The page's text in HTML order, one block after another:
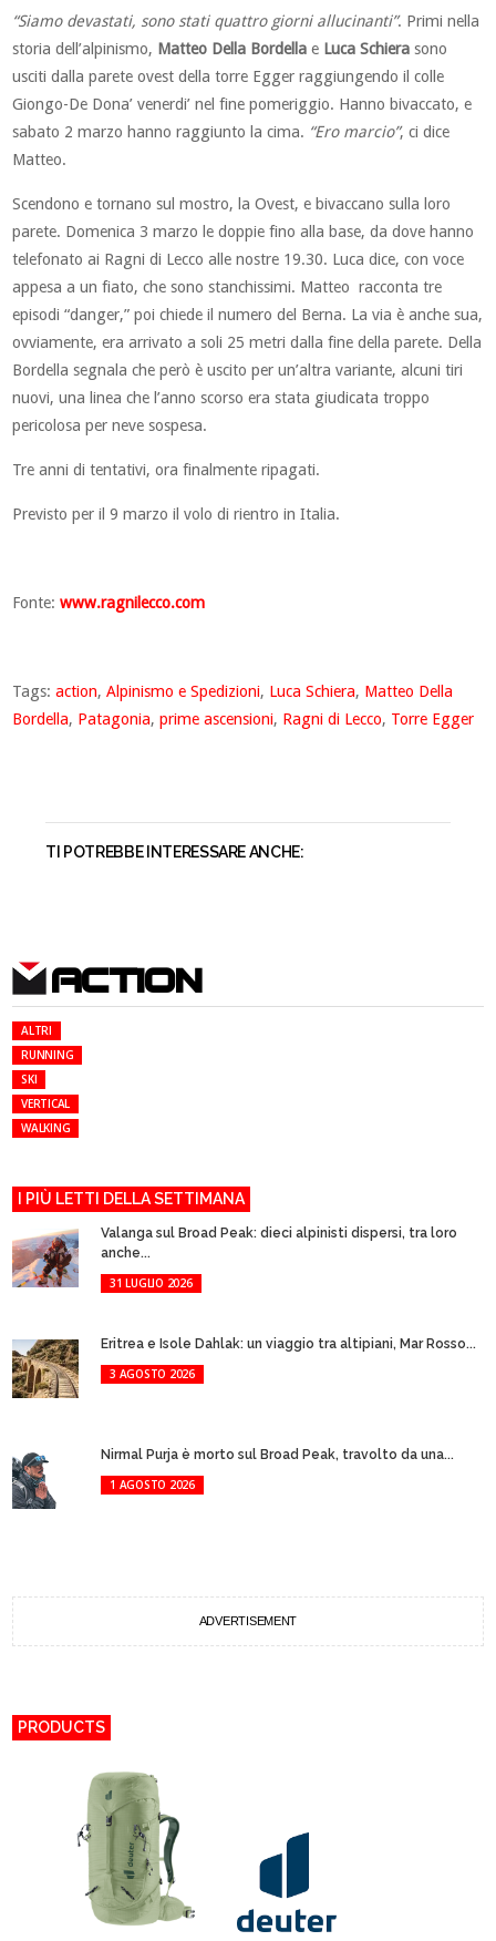
“Siamo devastati, sono stati quattro giorni allucinanti”. Primi nella
storia dell’alpinismo, Matteo Della Bordella e Luca Schiera sono
usciti dalla parete ovest della torre Egger raggiungendo il colle
Giongo-De Dona’ venerdi’ nel fine pomeriggio. Hanno bivaccato, e
sabato 2 marzo hanno raggiunto la cima. “Ero marcio”, ci dice
Matteo.
Scendono e tornano sul mostro, la Ovest, e bivaccano sulla loro
parete. Domenica 3 marzo le doppie fino alla base, da dove hanno
telefonato ai Ragni di Lecco alle nostre 19.30. Luca dice, con voce
appesa a un fiato, che sono stanchissimi. Matteo racconta tre
episodi “danger,” poi chiede il numero del Berna. La via è anche sua,
ovviamente, era arrivato a soli 25 metri dalla fine della parete. Della
Bordella segnala che però è uscito per un’altra variante, alcuni tiri
nuovi, una linea che l’anno scorso era stata giudicata troppo
pericolosa per neve sospesa.
Tre anni di tentativi, ora finalmente ripagati.
Previsto per il 9 marzo il volo di rientro in Italia.
Fonte:www.ragnilecco.com
Tags:action,Alpinismo e Spedizioni, Luca Schiera, Matteo Della
Bordella, Patagonia,prime ascensioni, Ragni di Lecco, Torre Egger
TI POTREBBE INTERESSARE ANCHE:
ACTION
ALTRI
RUNNING
SKI
VERTICAL
WALKING
I PIÙ LETTI DELLA SETTIMANA
Valanga sul Broad Peak: dieci alpinisti dispersi, tra loro
anche...
31 LUGLIO 2026
Eritrea e Isole Dahlak: un viaggio tra altipiani, Mar Rosso...
3 AGOSTO 2026
Nirmal Purja è morto sul Broad Peak, travolto da una...
1 AGOSTO 2026
ADVERTISEMENT
PRODUCTS